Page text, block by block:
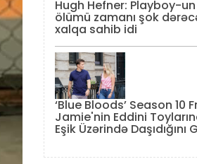
Hugh Hefner: Playboy-
ölümü zamanı şok
xalqa sahib idi
‘Blue Bloods’ Season 10
Jamie'nin Eddini
Eşik Üzərində Daşıdığını